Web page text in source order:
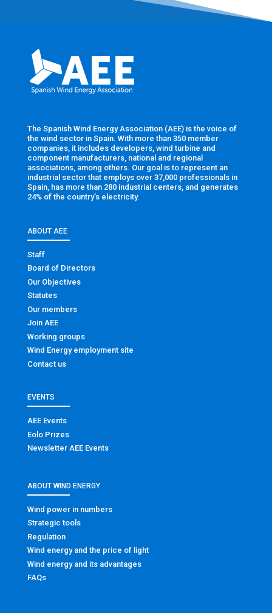
The Spanish Wind Energy Association (AEE) is the voice of
the wind sector in Spain. With more than 350 member
companies, it includes developers, wind turbine and
component manufacturers, national and regional
associations, among others. Our goal is to represent an
industrial sector that employs over 37,000 professionals in
Spain, has more than 280 industrial centers, and generates
24% of the country’s electricity.
ABOUT AEE
Staff
Board of Directors
Our Objectives
Statutes
Our members
Join AEE
Working groups
Wind Energy employment site
Contact us
EVENTS
AEE Events
Eolo Prizes
Newsletter AEE Events
ABOUT WIND ENERGY
Wind power in numbers
Strategic tools
Regulation
Wind energy and the price of light
Wind energy and its advantages
FAQs